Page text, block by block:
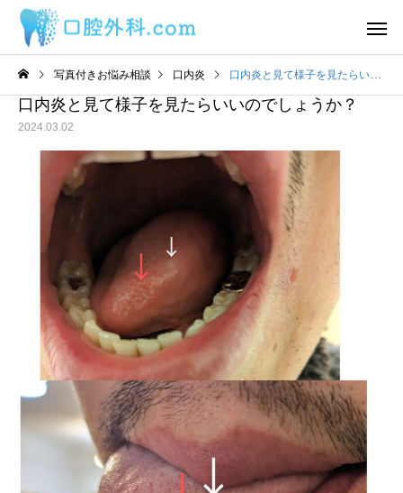
サービスサンプル4
2日前から丸印の所に痛み
があります。
舌の裏に口内炎ができ
うな感覚があるのです
目視ではよくわかりま
ん。
写真付きお悩み相談 口内炎 口内炎と見て様子を見たらいいのでしょうか？
口内炎と見て様子を見たらいいのでしょうか？
2024.03.02